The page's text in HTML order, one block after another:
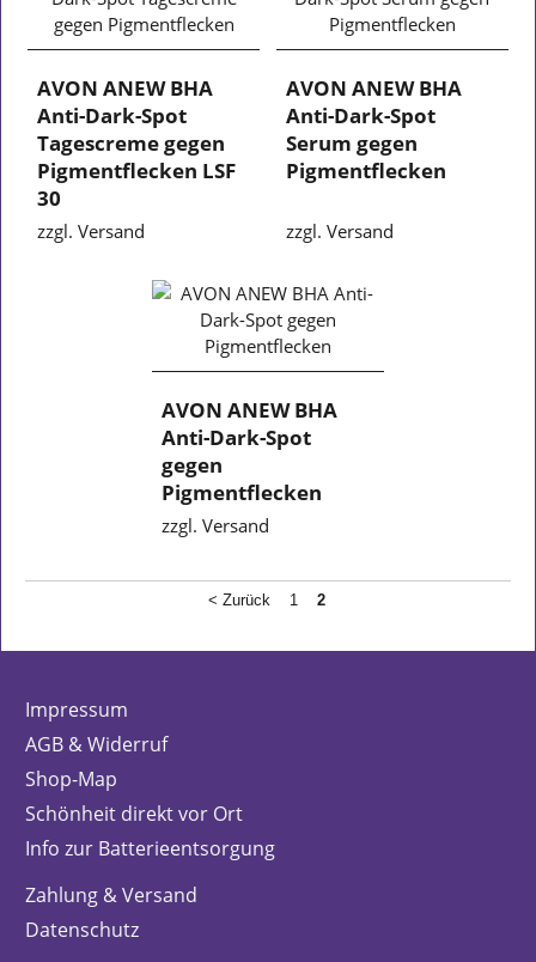
AVON ANEW BHA
Anti-Dark-Spot
Tagescreme gegen
Pigmentflecken LSF
30
zzgl. Versand
AVON ANEW BHA
Anti-Dark-Spot
Serum gegen
Pigmentflecken
zzgl. Versand
AVON ANEW BHA
Anti-Dark-Spot
gegen
Pigmentflecken
zzgl. Versand
< Zurück 1 2
Impressum
AGB & Widerruf
Shop-Map
Schönheit direkt vor Ort
Info zur Batterieentsorgung
Zahlung & Versand
Datenschutz